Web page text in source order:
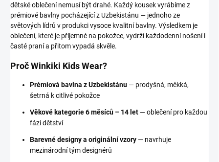
dětské oblečení nemusí být drahé. Každý kousek vyrábíme z
prémiové bavlny pocházející z Uzbekistánu — jednoho ze
světových lídrů v produkci vysoce kvalitní bavlny. Výsledkem je
oblečení, které je příjemné na pokožce, vydrží každodenní nošení i
časté praní a přitom vypadá skvěle.
Proč Winkiki Kids Wear?
Prémiová bavlna z Uzbekistánu — prodyšná, měkká,
šetrná k citlivé pokožce
Věkové kategorie 6 měsíců – 14 let — oblečení pro každou
fázi dětství
Barevné designy a originální vzory — navrhuje
mezinárodní tým designérů